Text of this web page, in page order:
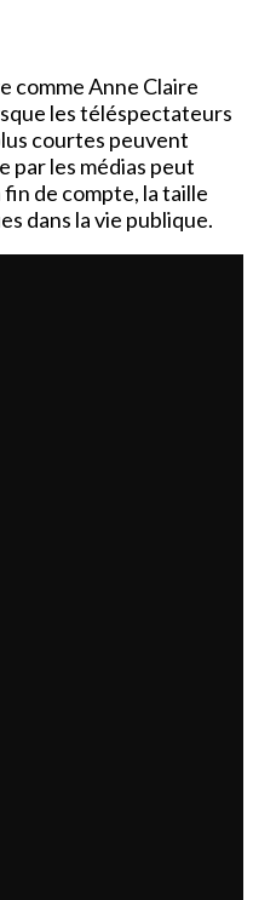
comme Anne Claire
les téléspectateurs
courtes peuvent
par les médias peut
de compte, la taille
dans la vie publique.